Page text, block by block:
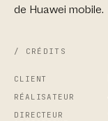
de Huawei mobile.
/ CRÉDITS
CLIENT
RÉALISATEUR
DIRECTEUR